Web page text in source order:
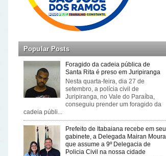
Popular Posts
Foragido da cadeia pública de
Santa Rita é preso em Juripiranga
Nesta quarta-feira, dia 27 de
setembro, a polícia civil de
Juripiranga, no Vale do Paraíba,
conseguiu prender um foragido da
cadeia públi...
Prefeito de Itabaiana recebe em seu
gabinete, a Delegada Mairan Moura
que assume a 9º Delegacia de
Policia Civil na nossa cidade